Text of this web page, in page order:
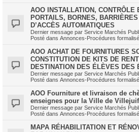
AOO INSTALLATION, CONTRÔLE
PORTAILS, BORNES,
D’ACCÈS AUTOMATIQUES
Dernier message par Service Marchés
Posté dans Annonces-Procédures
AOO ACHAT DE FOURNITURES
CONSTITUTION DE KITS DE
DESTINATION DES ÉLÈVES DES
Dernier message par Service Marchés
Posté dans Annonces-Procédures
AOO Fourniture et livraison de
enseignes pour la Ville de Villejuif
Dernier message par Service Marchés
Posté dans Annonces-Procédures
MAPA RÉHABILITATION ET